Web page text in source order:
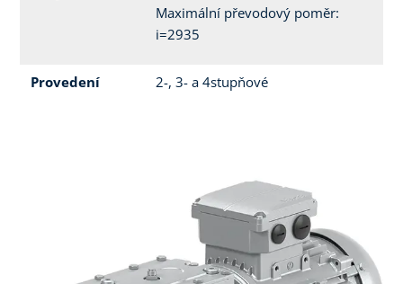
Maximální převodový poměr:
i=2935
Provedení 2-, 3- a 4stupňové